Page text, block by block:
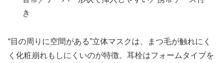
き
“目の周りに空間がある”立体マスクは、まつ毛が触れにく
く化粧崩れもしにくいのが特徴。耳栓はフォームタイプを